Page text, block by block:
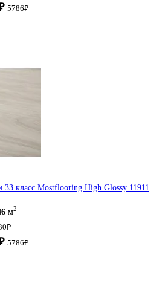
5786₽
класс Mostflooring High Glossy 11911
м2
5786₽